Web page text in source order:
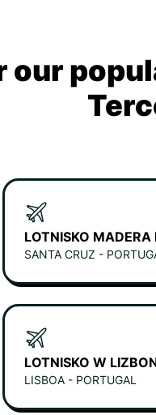
our
LOTNISKO MADERA
SANTA CRUZ -
LOTNISKO W
LISBOA - PORTUGAL